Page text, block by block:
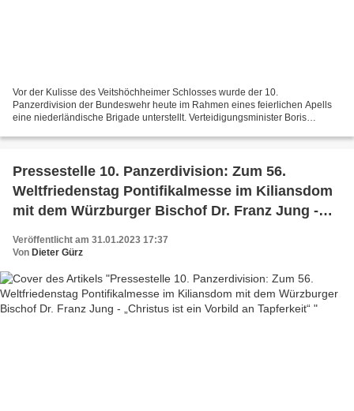
Vor der Kulisse des Veitshöchheimer Schlosses wurde der 10.
Panzerdivision der Bundeswehr heute im Rahmen eines feierlichen Apells
eine niederländische Brigade unterstellt. Verteidigungsminister Boris
Pressestelle 10. Panzerdivision: Zum 56.
Weltfriedenstag Pontifikalmesse im Kiliansdom
mit dem Würzburger Bischof Dr. Franz Jung -
Veröffentlicht am 31.01.2023 17:37
Von Dieter Gürz